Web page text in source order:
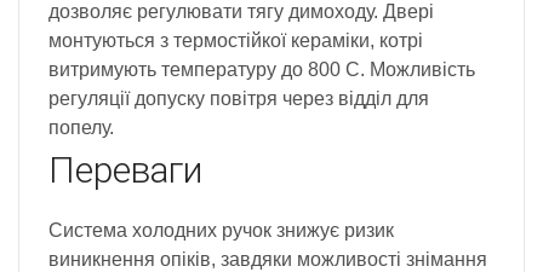
дозволяє регулювати тягу димоходу. Двері
монтуються з термостійкої кераміки, котрі
витримують температуру до 800 С. Можливість
регуляції допуску повітря через відділ для
попелу.
Переваги
Система холодних ручок знижує ризик
виникнення опіків, завдяки можливості знімання